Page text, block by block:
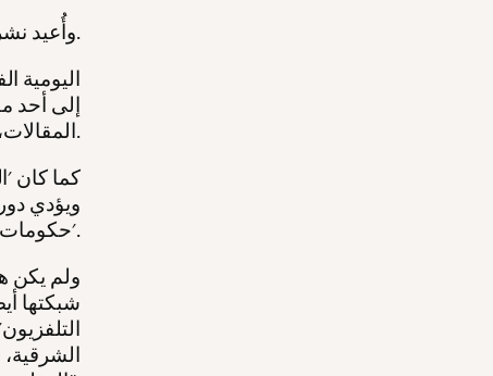
وأُعيد نشر كثير من هذه المقالات لاحقاً في منابر أوروبية كبرى وخارج أوروبا أيضاً.
إلى أحد
المقالات، قبل أن يلتقطه الصينيون ويعيدوا بثّه داخل الصين.
كما كان
ويؤدي
حكومات بعض الدول عبر سفرائها في فيينا'.
ولم يكن
شبكتها